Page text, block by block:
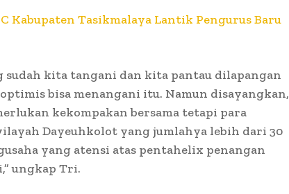
Kabupaten Tasikmalaya Lantik Pengurus Baru
sudah kita tangani dan kita pantau dilapangan
bisa menangani itu. Namun disayangkan,
kekompakan bersama tetapi para
Dayeuhkolot yang jumlahya lebih dari 30
yang atensi atas pentahelix penangan
ungkap Tri.